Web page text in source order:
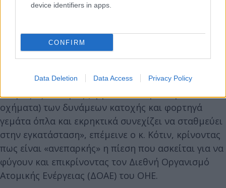
device identifiers in apps.
CONFIRM
Data Deletion Data Access Privacy Policy
Ζαπορίζια, πρόσθεσε.
Σύμφωνα με τον κ. Κότιν, ως και 500 ρώσοι
στρατιωτικοί βρίσκονται στην εγκατάσταση, την
«Βαρύς εξοπλισμός (άρματα, τεθωρακισμένα
οχήματα) των δυνάμεων κατοχής και φορτηγά
γεμάτα όπλα και εκρηκτικά συνεχίζει να σταθμεύει
στην εγκατάσταση», επέμεινε ο κ. Κότιν, κρίνοντας
πως είναι «ανεπαρκής» η πίεση που ασκείται για να
φύγουν και επικρίνοντας τον Διεθνή Οργανισμό
Ατομικής Ενέργειας (ΔΟΑΕ) του ΟΗΕ.